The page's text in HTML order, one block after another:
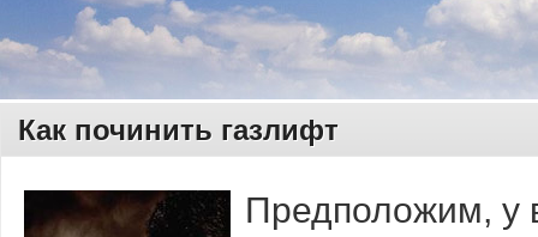
Как починить газлифт
Предположим, у